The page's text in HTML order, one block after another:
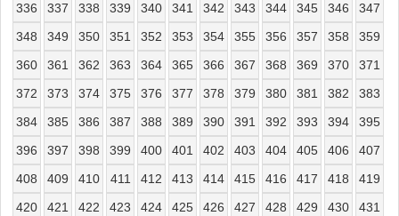
336
337 338 339 340 341 342 343 344 345 346
347
348
349 350 351 352 353 354 355 356 357 358
359
360
361 362 363 364 365 366 367 368 369 370
371
372
373 374 375 376 377 378 379 380 381 382
383
384
385 386 387 388 389 390 391 392 393 394
395
396
397 398 399 400 401 402 403 404 405 406
407
408
409 410 411 412 413 414 415 416 417 418
419
420
421 422 423 424 425 426 427 428 429 430
431